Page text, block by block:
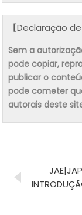
【Declaração
Sem a
pode copiar,
publicar o
pode cometer
autorais deste